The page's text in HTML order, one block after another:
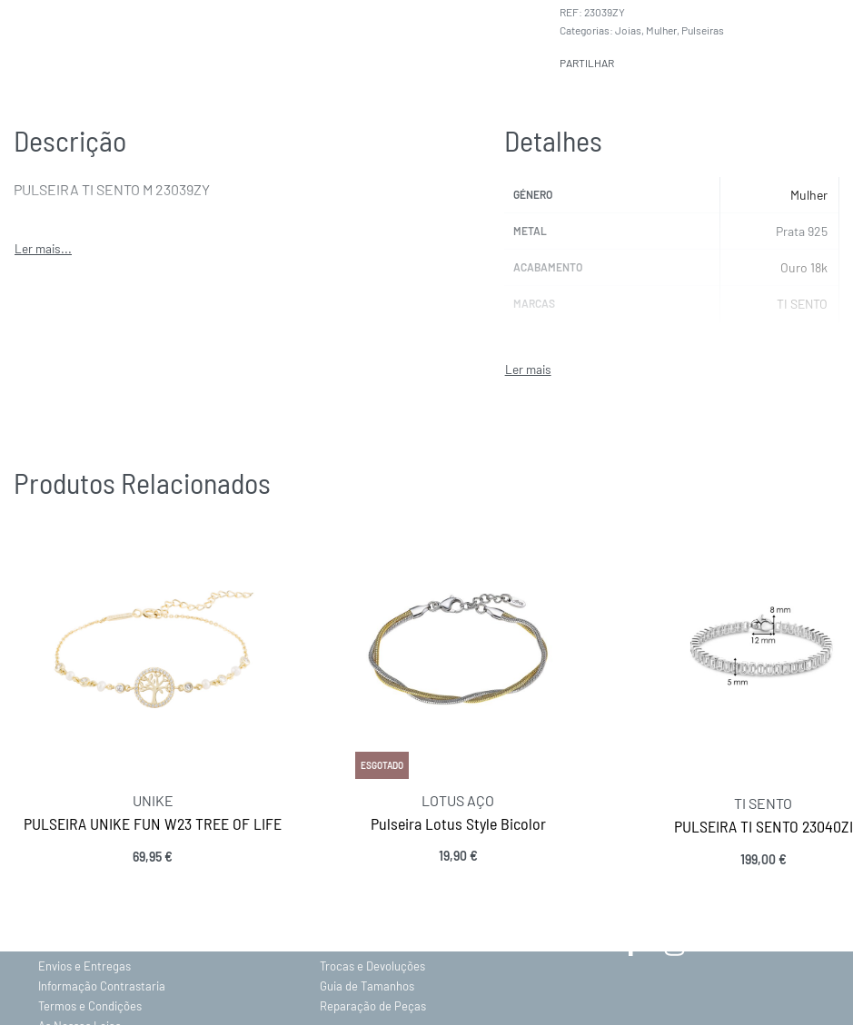
23039ZY
Categorias:Joias, Mulher, Pulseiras
PARTILHAR
Descrição
PULSEIRA TI SENTO M 23039ZY
Detalhes
GÉNERO Mulher
METAL Prata 925
ACABAMENTO Ouro 18k
MARCAS TI SENTO
Produtos Relacionados
UNIKE
PULSEIRA UNIKE FUN W23 TREE OF LIFE
69,95€
ESGOTADO
LOTUS AÇO
Pulseira Lotus Style Bicolor
19,90€
TI SENTO
PULSEIRA TI SENTO 23040ZI
199,00€
Envios e Entregas
Trocas e Devoluções
Informação Contrastaria
Guia de Tamanhos
Termos e Condições
Reparação de Peças